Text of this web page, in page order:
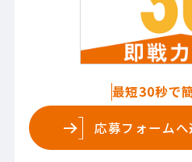
最短30秒で
応募フォームへ